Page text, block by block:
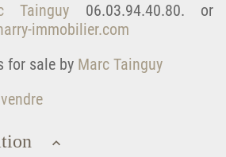
Tainguy 06.03.94.40.80. or
immobilier.com
for sale byMarc Tainguy